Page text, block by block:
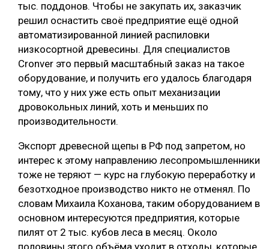
тыс. поддонов. Чтобы не закупать их, заказчик
решил оснастить своё предприятие ещё одной
автоматизированной линией распиловки
низкосортной древесины. Для специалистов
Cronver это первый масштабный заказ на такое
оборудование, и получить его удалось благодаря
тому, что у них уже есть опыт механизации
дровокольных линий, хоть и меньших по
производительности.
Экспорт древесной щепы в РФ под запретом, но
интерес к этому направлению лесопромышленники
тоже не теряют — курс на глубокую переработку и
безотходное производство никто не отменял. По
словам Михаила Коханова, таким оборудованием в
основном интересуются предприятия, которые
пилят от 2 тыс. кубов леса в месяц. Около
половины этого объёма уходит в отходы, которые